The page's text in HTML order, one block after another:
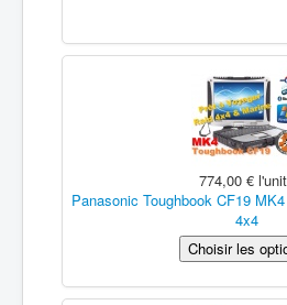
774,00 €
Panasonic Toughbook CF19
4x4